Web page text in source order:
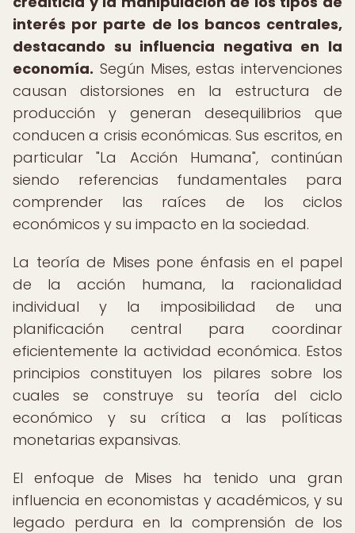
interés por parte de los bancos centrales,
destacando su influencia negativa en la
economía. Según Mises, estas intervenciones
causan distorsiones en la estructura de
producción y generan desequilibrios que
conducen a crisis económicas. Sus escritos, en
particular "La Acción Humana", continúan
siendo referencias fundamentales para
comprender las raíces de los ciclos
económicos y su impacto en la sociedad.
La teoría de Mises pone énfasis en el papel
de la acción humana, la racionalidad
individual y la imposibilidad de una
planificación central para coordinar
eficientemente la actividad económica. Estos
principios constituyen los pilares sobre los
cuales se construye su teoría del ciclo
económico y su crítica a las políticas
monetarias expansivas.
El enfoque de Mises ha tenido una gran
influencia en economistas y académicos, y su
legado perdura en la comprensión de los